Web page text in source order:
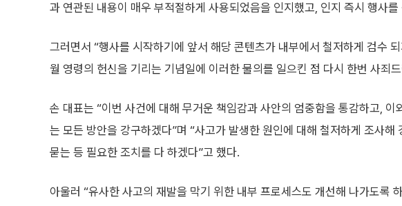
과 연관된 내용이 매우 부적절하게 사용되었음을 인지했고, 인지 즉시 행사
그러면서 “행사를 시작하기에 앞서 해당 콘텐츠가 내부에서 철저하게 검수
월 영령의 헌신을 기리는 기념일에 이러한 물의를 일으킨 점 다시 한번 사죄
손 대표는 “이번 사건에 대해 무거운 책임감과 사안의 엄중함을 통감하고,
는 모든 방안을 강구하겠다”며 “사고가 발생한 원인에 대해 철저하게 조사
묻는 등 필요한 조치를 다 하겠다”고 했다.
아울러 “유사한 사고의 재발을 막기 위한 내부 프로세스도 개선해 나가도록